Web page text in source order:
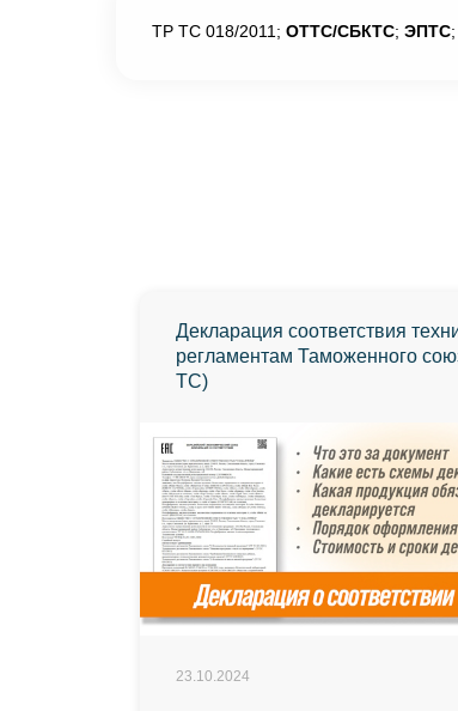
ТР ТС 018/2011; ОТТС/СБКТС; ЭПТС;
Декларация соответствия
регламентам Таможенного
ТС)
23.10.2024